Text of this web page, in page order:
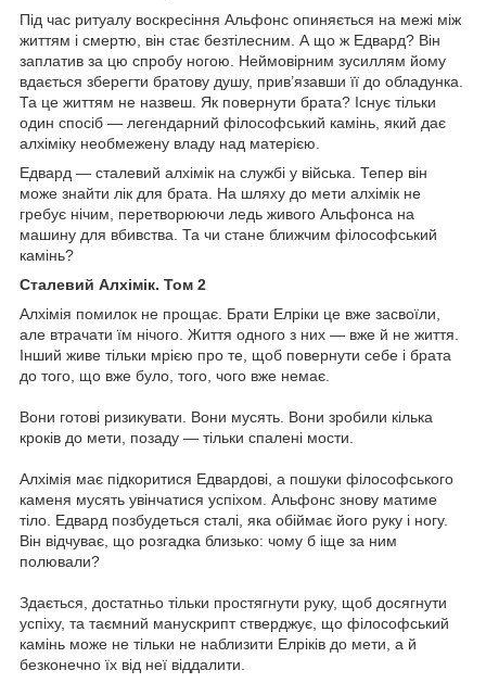
Під час ритуалу воскресіння Альфонс опиняється на межі між
життям і смертю, він стає безтілесним. А що ж Едвард? Він
заплатив за цю спробу ногою. Неймовірним зусиллям йому
вдається зберегти братову душу, прив’язавши її до обладунка.
Та це життям не назвеш. Як повернути брата? Існує тільки
один спосіб — легендарний філософський камінь, який дає
алхіміку необмежену владу над матерією.
Едвард — сталевий алхімік на службі у війська. Тепер він
може знайти лік для брата. На шляху до мети алхімік не
гребує нічим, перетворюючи ледь живого Альфонса на
машину для вбивства. Та чи стане ближчим філософський
камінь?
Сталевий Алхімік. Том 2
Алхімія помилок не прощає. Брати Елріки це вже засвоїли,
але втрачати їм нічого. Життя одного з них — вже й не життя.
Інший живе тільки мрією про те, щоб повернути себе і брата
до того, що вже було, того, чого вже немає.
Вони готові ризикувати. Вони мусять. Вони зробили кілька
кроків до мети, позаду — тільки спалені мости.
Алхімія має підкоритися Едвардові, а пошуки філософського
каменя мусять увінчатися успіхом. Альфонс знову матиме
тіло. Едвард позбудеться сталі, яка обіймає його руку і ногу.
Він відчуває, що розгадка близько: чому б іще за ним
полювали?
Здається, достатньо тільки простягнути руку, щоб досягнути
успіху, та таємний манускрипт стверджує, що філософський
камінь може не тільки не наблизити Елріків до мети, а й
безконечно їх від неї віддалити.